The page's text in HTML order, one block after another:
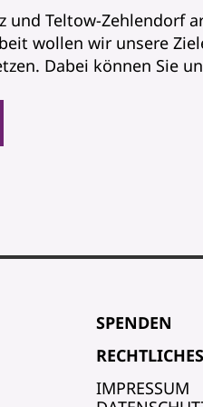
und Teltow-Zehlendorf
wollen wir unsere
Dabei können Sie
SPENDEN
RECHTLICHES
IMPRESSUM